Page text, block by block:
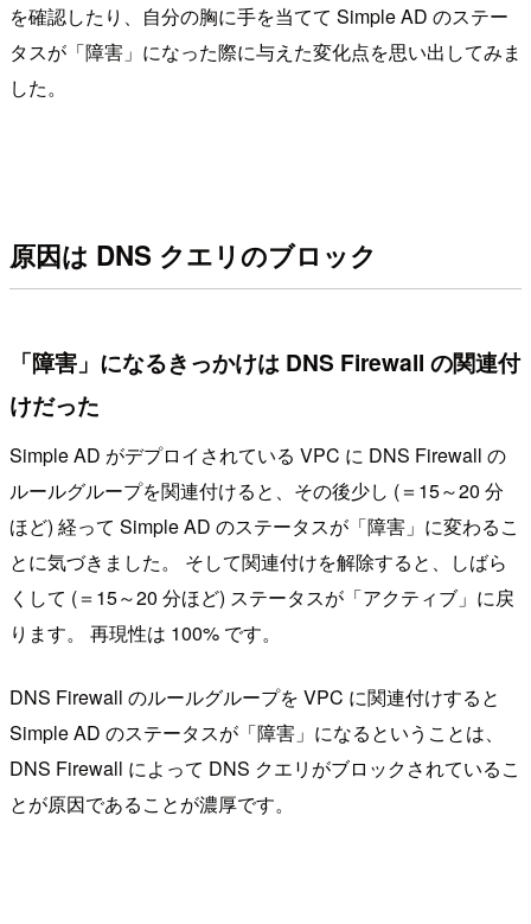
を確認したり、自分の胸に手を当てて Simple AD のステー
タスが「障害」になった際に与えた変化点を思い出してみま
した。
原因は DNS クエリのブロック
「障害」になるきっかけは DNS Firewall の関連付
けだった
Simple AD がデプロイされている VPC に DNS Firewall の
ルールグループを関連付けると、その後少し (＝15～20 分
ほど) 経って Simple AD のステータスが「障害」に変わるこ
とに気づきました。 そして関連付けを解除すると、しばら
くして (＝15～20 分ほど) ステータスが「アクティブ」に戻
ります。 再現性は 100% です。
DNS Firewall のルールグループを VPC に関連付けすると
Simple AD のステータスが「障害」になるということは、
DNS Firewall によって DNS クエリがブロックされているこ
とが原因であることが濃厚です。